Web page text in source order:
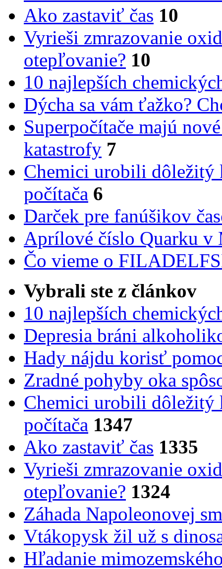
Ako zastaviť čas 10
Vyrieši zmrazovanie
otepľovanie? 10
10 najlepších
Dýcha sa vám ťažko?
Superpočítače majú
katastrofy 7
Chemici urobili dôležitý
počítača 6
Darček pre fanúšikov
Aprílové číslo Quarku v
Čo vieme o
Vybrali ste z článkov
10 najlepších
Depresia bráni
Hady nájdu korisť
Zradné pohyby oka
Chemici urobili dôležitý
počítača 1347
Ako zastaviť čas 1335
Vyrieši zmrazovanie
otepľovanie? 1324
Záhada Napoleonovej
Vtákopysk žil už s
Hľadanie